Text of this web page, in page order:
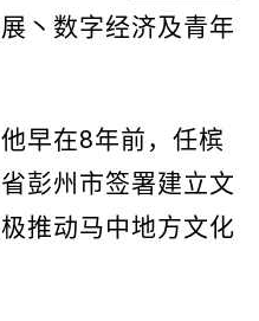
丶数字经济及青年
早在8年前，任槟
彭州市签署建立文
推动马中地方文化